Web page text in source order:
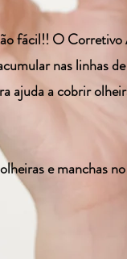
fácil!! O
nas linhas
ajuda a cobrir
e manchas